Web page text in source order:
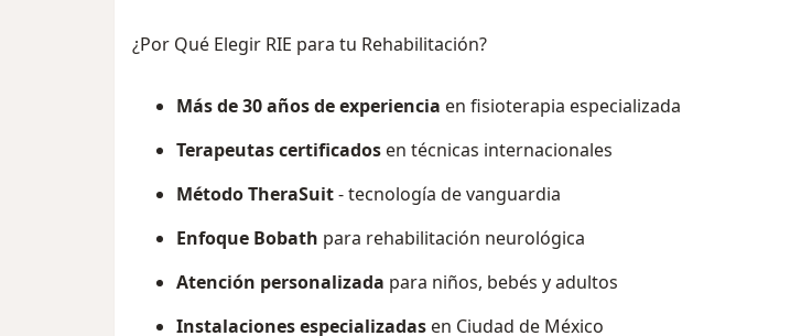
¿Por Qué Elegir RIE para tu Rehabilitación?
Más de 30 años de experiencia en fisioterapia especializada
Terapeutas certificados en técnicas internacionales
Método TheraSuit- tecnología de vanguardia
Enfoque Bobath para rehabilitación neurológica
Atención personalizada para niños, bebés y adultos
Instalaciones especializadas en Ciudad de México